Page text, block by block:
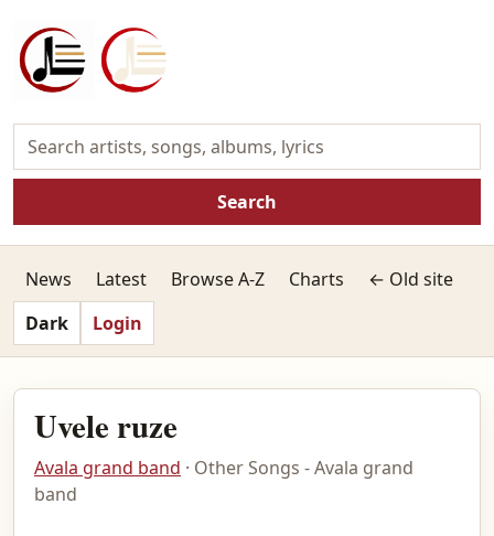
Search
News Latest Browse A-Z Charts
← Old site
Dark
Login
Uvele ruze
Avala grand band · Other Songs - Avala grand
band